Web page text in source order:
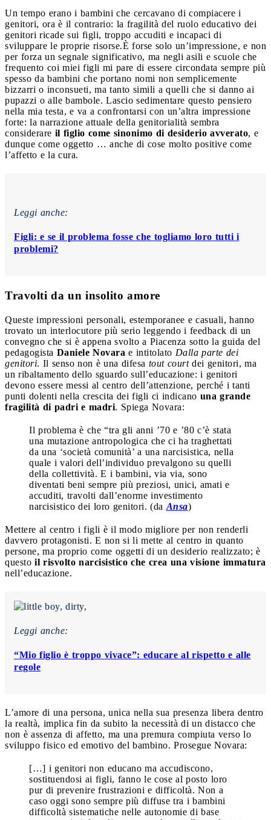
Un tempo erano i bambini che cercavano di compiacere i
genitori, ora è il contrario: la fragilità del ruolo educativo dei
genitori ricade sui figli, troppo accuditi e incapaci di
sviluppare le proprie risorse.È forse solo un’impressione, e non
per forza un segnale significativo, ma negli asili e scuole che
frequento coi miei figli mi pare di essere circondata sempre più
spesso da bambini che portano nomi non semplicemente
bizzarri o inconsueti, ma tanto simili a quelli che si danno ai
pupazzi o alle bambole. Lascio sedimentare questo pensiero
nella mia testa, e va a confrontarsi con un’altra impressione
forte: la narrazione attuale della genitorialità sembra
considerare il figlio come sinonimo di desiderio avverato, e
dunque come oggetto … anche di cose molto positive come
l’affetto e la cura.
Leggi anche:
Figli: e se il problema fosse che togliamo loro tutti i
problemi?
Travolti da un insolito amore
Queste impressioni personali, estemporanee e casuali, hanno
trovato un interlocutore più serio leggendo i feedback di un
convegno che si è appena svolto a Piacenza sotto la guida del
pedagogista Daniele Novara e intitolato Dalla parte dei
genitori. Il senso non è una difesa tout courtdei genitori, ma
un ribaltamento dello sguardo sull’educazione: i genitori
devono essere messi al centro dell’attenzione, perché i tanti
punti dolenti nella crescita dei figli ci indicano una grande
fragilità di padri e madri. Spiega Novara:
Il problema è che “tra gli anni ’70 e ’80 c’è stata
una mutazione antropologica che ci ha traghettati
da una ‘società comunità’ a una narcisistica, nella
quale i valori dell’individuo prevalgono su quelli
della collettività. E i bambini, via via, sono
diventati beni sempre più preziosi, unici, amati e
accuditi, travolti dall’enorme investimento
narcisistico dei loro genitori. (da Ansa)
Mettere al centro i figli è il modo migliore per non renderli
davvero protagonisti. E non si li mette al centro in quanto
persone, ma proprio come oggetti di un desiderio realizzato; è
questo il risvolto narcisistico che crea una visione immatura
nell’educazione.
Leggi anche:
“Mio figlio è troppo vivace”: educare al rispetto e alle
regole
L’amore di una persona, unica nella sua presenza libera dentro
la realtà, implica fin da subito la necessità di un distacco che
non è assenza di affetto, ma una premura compiuta verso lo
sviluppo fisico ed emotivo del bambino. Prosegue Novara:
[…] i genitori non educano ma accudiscono,
sostituendosi ai figli, fanno le cose al posto loro
pur di prevenire frustrazioni e difficoltà. Non a
caso oggi sono sempre più diffuse tra i bambini
difficoltà sistematiche nelle autonomie di base